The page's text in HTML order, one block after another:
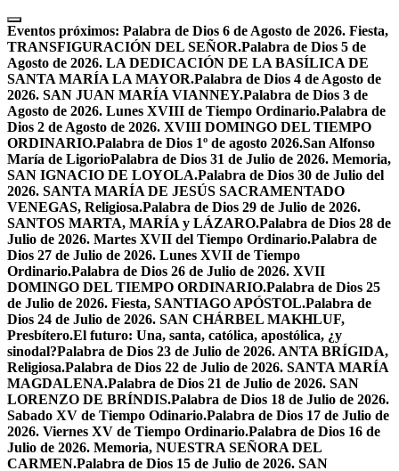
Skip
to
content
Eventos próximos: Palabra de Dios 6 de Agosto de 2026. Fiesta,
TRANSFIGURACIÓN DEL SEÑOR.Palabra de Dios 5 de
Agosto de 2026. LA DEDICACIÓN DE LA BASÍLICA DE
SANTA MARÍA LA MAYOR.Palabra de Dios 4 de Agosto de
2026. SAN JUAN MARÍA VIANNEY.Palabra de Dios 3 de
Agosto de 2026. Lunes XVIII de Tiempo Ordinario.Palabra de
Dios 2 de Agosto de 2026. XVIII DOMINGO DEL TIEMPO
ORDINARIO.Palabra de Dios 1º de agosto 2026.San Alfonso
María de LigorioPalabra de Dios 31 de Julio de 2026. Memoria,
SAN IGNACIO DE LOYOLA.Palabra de Dios 30 de Julio del
2026. SANTA MARÍA DE JESÚS SACRAMENTADO
VENEGAS, Religiosa.Palabra de Dios 29 de Julio de 2026.
SANTOS MARTA, MARÍA y LÁZARO.Palabra de Dios 28 de
Julio de 2026. Martes XVII del Tiempo Ordinario.Palabra de
Dios 27 de Julio de 2026. Lunes XVII de Tiempo
Ordinario.Palabra de Dios 26 de Julio de 2026. XVII
DOMINGO DEL TIEMPO ORDINARIO.Palabra de Dios 25
de Julio de 2026. Fiesta, SANTIAGO APÓSTOL.Palabra de
Dios 24 de Julio de 2026. SAN CHÁRBEL MAKHLUF,
Presbítero.El futuro: Una, santa, católica, apostólica, ¿y
sinodal?Palabra de Dios 23 de Julio de 2026. ANTA BRÍGIDA,
Religiosa.Palabra de Dios 22 de Julio de 2026. SANTA MARÍA
MAGDALENA.Palabra de Dios 21 de Julio de 2026. SAN
LORENZO DE BRÍNDIS.Palabra de Dios 18 de Julio de 2026.
Sabado XV de Tiempo Odinario.Palabra de Dios 17 de Julio de
2026. Viernes XV de Tiempo Ordinario.Palabra de Dios 16 de
Julio de 2026. Memoria, NUESTRA SEÑORA DEL
CARMEN.Palabra de Dios 15 de Julio de 2026. SAN